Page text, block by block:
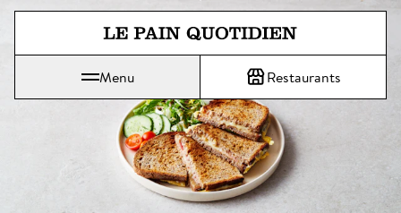
Aller directement au contenu
Le Pain Quotidien, une tradition qui se savoure chaque jour
Menu Restaurants